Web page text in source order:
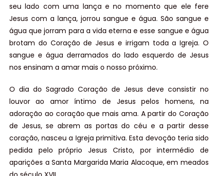
seu lado com uma lança e no momento que ele fere
Jesus com a lança, jorrou sangue e água. São sangue e
água que jorram para a vida eterna e esse sangue e água
brotam do Coração de Jesus e irrigam toda a Igreja. O
sangue e água derramados do lado esquerdo de Jesus
nos ensinam a amar mais o nosso próximo.
O dia do Sagrado Coração de Jesus deve consistir no
louvor ao amor íntimo de Jesus pelos homens, na
adoração ao coração que mais ama. A partir do Coração
de Jesus, se abrem as portas do céu e a partir desse
coração, nasceu a Igreja primitiva. Esta devoção teria sido
pedida pelo próprio Jesus Cristo, por intermédio de
aparições a Santa Margarida Maria Alacoque, em meados